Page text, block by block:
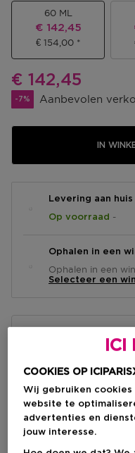
60 ML
Kortingsprijs
€ 142,45
€ 154,00
Kortingsprijs
€ 142,45
-7% Aanbevolen
IN
Levering aan huis
Op voorraad -
Ophalen in een
Ophalen in een
Selecteer een
Lotion
Huidtype Alle
Hydraterend
ICI
COOKIES OP
Wij gebruiken cookies
website te
advertenties en
jouw interesse.